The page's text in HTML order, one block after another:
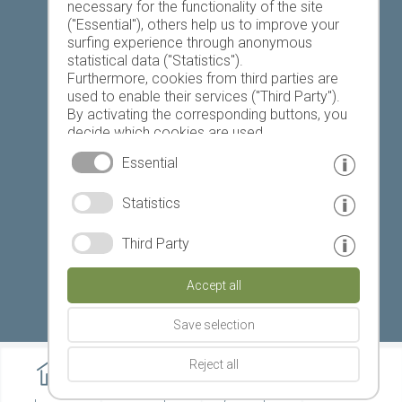
Today Tomorrow Sunday
19 °C 32 °C 18 °C 33 °C 19 °C 33 °C
© www.drescher.it - Webdesign in South Tyrol
imprint
necessary for the functionality of the site
("Essential"), others help us to improve your
surfing experience through anonymous
statistical data ("Statistics").
Furthermore, cookies from third parties are
used to enable their services ("Third Party").
By activating the corresponding buttons, you
decide which cookies are used.
By clicking on "Accept all", "Save selection" or
"Reject selection", you declare that you allow
Your consent You can revoke this at any time.
Essential
Statistics
Third Party
Accept all
Save selection
Reject all